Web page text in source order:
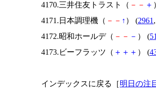
4170.三井住友トラスト（ － － ＋
4171.日本調理機（ － － ↑ ） (2961 ,
4172.昭和ホールデ（ － － － ） (
4173.ビーフラッツ（ ＋ ＋ ＋ ） (
インデックスに戻る［明日の注